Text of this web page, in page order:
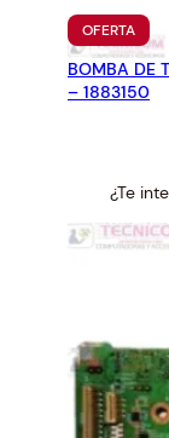
OFERTA
EN
BOMBA DE
– 1883150
¿Te